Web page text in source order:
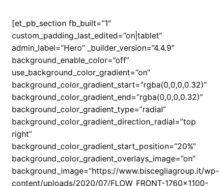
[et_pb_section fb_built=”1″
custom_padding_last_edited=”on|tablet”
admin_label=”Hero” _builder_version=”4.4.9″
background_enable_color=”off”
use_background_color_gradient=”on”
background_color_gradient_start=”rgba(0,0,0,0.32)”
background_color_gradient_end=”rgba(0,0,0,0.32)”
background_color_gradient_type=”radial”
background_color_gradient_direction_radial=”top
right”
background_color_gradient_start_position=”20%”
background_color_gradient_overlays_image=”on”
background_image=”https://www.biscegliagroup.it/wp-
content/uploads/2020/07/FLOW_FRONT-1760×1100-